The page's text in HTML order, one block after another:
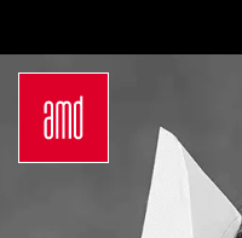
Innenarchitektur
Marken- &
Kommunikationsdesign
Interior Design
Mode Design